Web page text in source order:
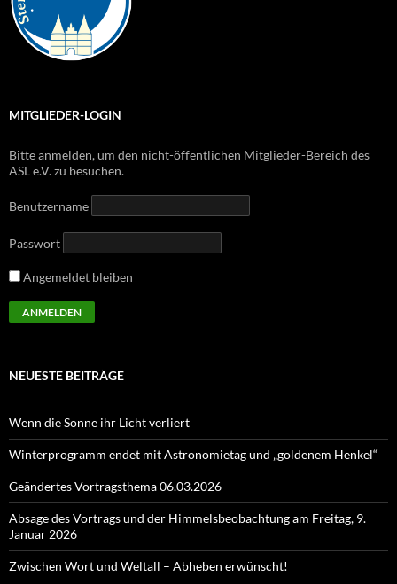
MITGLIEDER-LOGIN
Bitte anmelden, um den nicht-öffentlichen Mitglieder-Bereich des
ASL e.V. zu besuchen.
Benutzername
Passwort
Angemeldet bleiben
NEUESTE BEITRÄGE
Wenn die Sonne ihr Licht verliert
Winterprogramm endet mit Astronomietag und „goldenem Henkel“
Geändertes Vortragsthema 06.03.2026
Absage des Vortrags und der Himmelsbeobachtung am Freitag, 9.
Januar 2026
Zwischen Wort und Weltall – Abheben erwünscht!